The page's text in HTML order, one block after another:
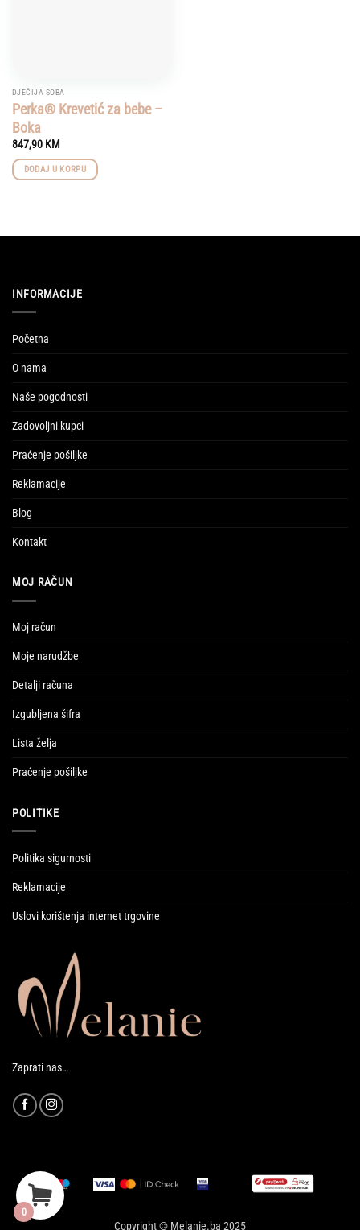
DJEČIJA SOBA
Perka® Krevetić za bebe –
Boka
847,90 KM
DODAJ U KORPU
INFORMACIJE
Početna
O nama
Naše pogodnosti
Zadovoljni kupci
Praćenje pošiljke
Reklamacije
Blog
Kontakt
MOJ RAČUN
Moj račun
Moje narudžbe
Detalji računa
Izgubljena šifra
Lista želja
Praćenje pošiljke
POLITIKE
Politika sigurnosti
Reklamacije
Uslovi korištenja internet trgovine
Zaprati nas…
Copyright © Melanie.ba 2025
0